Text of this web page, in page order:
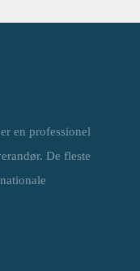
en professionel
De fleste